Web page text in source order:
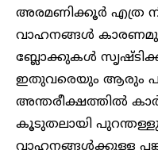
അരമണിക്കൂർ എത്ര
വാഹനങ്ങൾ
ബ്ലോക്കുകൾ
ഇതുവരെയും ആരും
അന്തരീക്ഷത്തിൽ
കൂ‌ട‌ുതലായി
വാഹനങ്ങൾക്കുള്ള